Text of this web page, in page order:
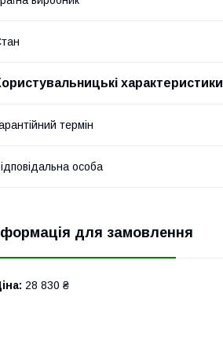
характеристики
термін
особа
для замовлення
28 830 ₴